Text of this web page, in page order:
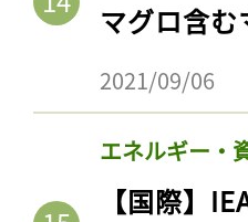
マグロ含
2021/09/06
エネルギー・
【国際】